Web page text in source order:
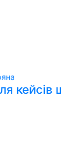
кейсів